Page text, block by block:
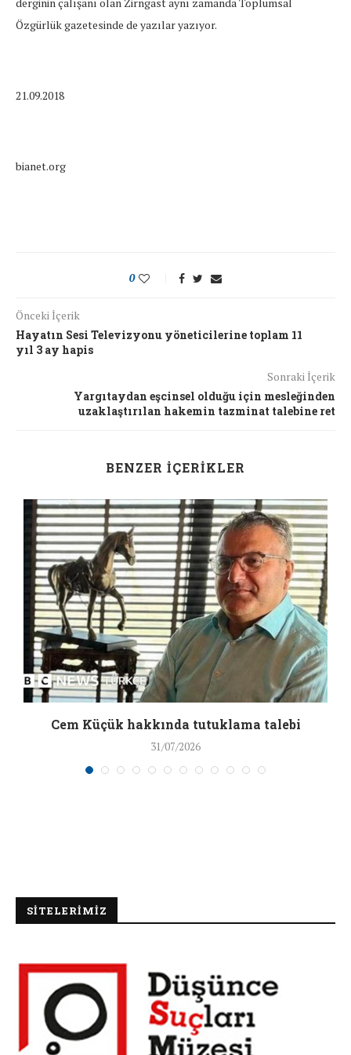
derginin çalışanı olan Zirngast aynı zamanda Toplumsal
Özgürlük gazetesinde de yazılar yazıyor.
21.09.2018
bianet.org
0
Önceki İçerik
Hayatın Sesi Televizyonu yöneticilerine toplam 11
yıl 3 ay hapis
Sonraki İçerik
Yargıtaydan eşcinsel olduğu için mesleğinden
uzaklaştırılan hakemin tazminat talebine ret
BENZER İÇERIKLER
Cem Küçük hakkında tutuklama talebi
31/07/2026
SİTELERİMİZ